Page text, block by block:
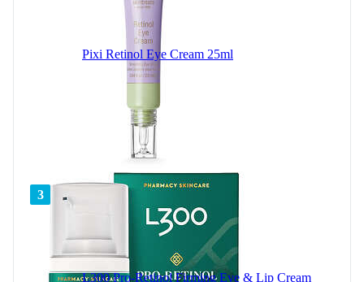
Pixi Retinol Eye Cream 25ml
3
L300 Pro-Retinol Firming Eye & Lip Cream